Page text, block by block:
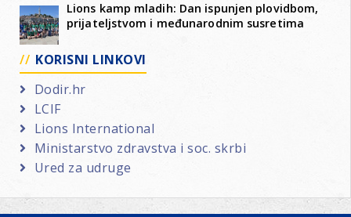
Lions kamp mladih: Dan ispunjen plovidbom,
prijateljstvom i međunarodnim susretima
KORISNI LINKOVI
Dodir.hr
LCIF
Lions International
Ministarstvo zdravstva i soc. skrbi
Ured za udruge